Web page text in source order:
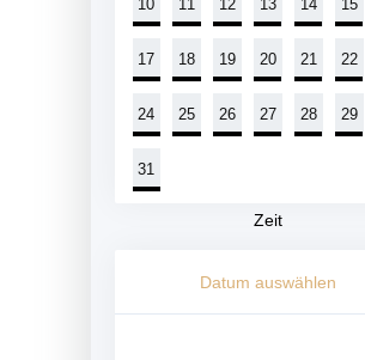
10 11 12 13 14 15
17 18 19 20 21 22
24 25 26 27 28 29
31
Zeit
Datum auswählen